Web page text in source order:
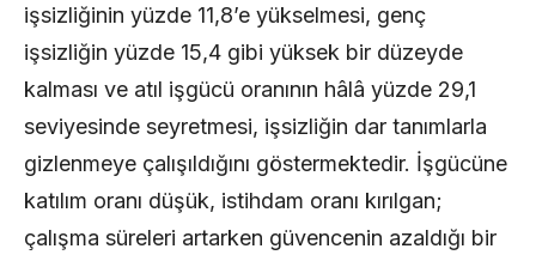
işsizliğinin yüzde 11,8’e yükselmesi, genç
işsizliğin yüzde 15,4 gibi yüksek bir düzeyde
kalması ve atıl işgücü oranının hâlâ yüzde 29,1
seviyesinde seyretmesi, işsizliğin dar tanımlarla
gizlenmeye çalışıldığını göstermektedir. İşgücüne
katılım oranı düşük, istihdam oranı kırılgan;
çalışma süreleri artarken güvencenin azaldığı bir